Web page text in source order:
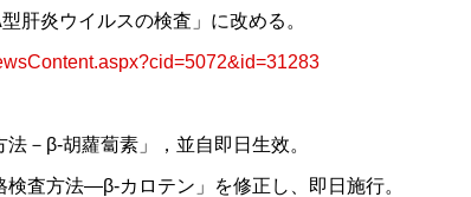
肝炎ウイルスの検査」に改める。
－β-胡蘿蔔素」，並自即日生效。
検査方法—β-カロテン」を修正し、即日施行。